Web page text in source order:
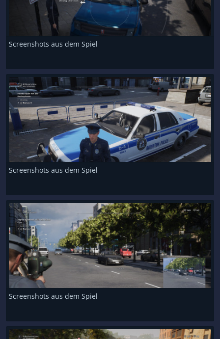
Screenshots aus dem Spiel
Screenshots aus dem Spiel
Screenshots aus dem Spiel